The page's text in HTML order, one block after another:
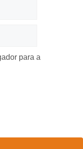
para a